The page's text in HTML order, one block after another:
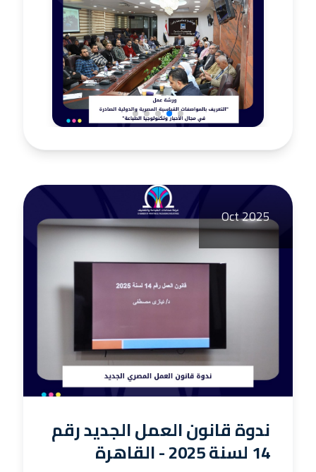
Oct 2025
ندوة قانون العمل الجديد رقم
14 لسنة 2025 - القاهرة